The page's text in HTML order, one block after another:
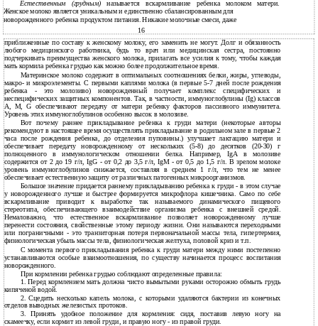
Естественным (грудным)называется вскармливание ребенка молоком матери.
Женское молоко является уникальным и единственно сбалансированным для
новорожденного ребенка продуктом питания. Никакие молочные смеси, даже
16
приближенные по составу к женскому молоку, его заменить не могут. Долг и обязанность
любого медицинского работника, будь то врач или медицинская сестра, постоянно
подчеркивать преимущества женского молока, прилагать все усилия к тому, чтобы каждая
мать кормила ребенка грудью как можно более продолжительное время.
Материнское молоко содержит в оптимальных соотношениях белки, жиры, углеводы,
макро- и микроэлементы. С первыми каплями молока (в первые 5-7 дней после рождения
ребенка - это молозиво) новорожденный получает комплекс специфических и
неспецифических защитных компонентов. Так, в частности, иммуноглобулины (Ig) классов
А, М, G обеспечивают передачу от матери ребенку факторов пассивного иммунитета.
Уровень этих иммуноглобулинов особенно высок в молозиве.
Вот почему раннее прикладывание ребенка к груди матери (некоторые авторы
рекомендуют в настоящее время осуществлять прикладывание в родильном зале в первые 2
часа после рождения ребенка, до отделения пуповины.) улучшает лактацию матери и
обеспечивает передачу новорожденному от нескольких (5-8) до десятков (20-30) г
полноценного в иммунологическом отношении белка. Например, IgA в молозиве
содержится от 2 до 19 г/л, IgG - от 0,2 до 3,5 г/л, IgM - от 0,5 до 1,5 г/л. В зрелом молоке
уровень иммуноглобулинов снижается, составляя в среднем 1 г/л, что тем не менее
обеспечивает естественную защиту от различных патогенных микроорганизмов.
Большое значение придается раннему прикладыванию ребенка к груди - в этом случае
у новорожденного лучше и быстрее формируется микрофлора кишечника. Само по себе
вскармливание приводит к выработке так называемого динамического пищевого
стереотипа, обеспечивающего взаимодействие организма ребенка с внешней средой.
Немаловажно, что естественное вскармливание позволяет новорожденному лучше
перенести состояния, свойственные этому периоду жизни. Они называются переходными
или пограничными - это транзиторная потеря первоначальной массы тела, гипертермия,
физиологическая убыль массы тела, физиологическая желтуха, половой криз и т.п.
С момента первого прикладывания ребенка к груди матери между ними постепенно
устанавливаются особые взаимоотношения, по существу начинается процесс воспитания
новорожденного.
При кормлении ребенка грудью соблюдают определенные правила:
1. Перед кормлением мать должна чисто вымытыми руками осторожно обмыть грудь
кипяченой водой.
2. Сцедить несколько капель молока, с которыми удаляются бактерии из конечных
отделов выводных железистых протоков.
3.
Принять удобное положение для кормления: сидя, поставив левую ногу на
скамеечку, если кормит из левой груди, и правую ногу - из правой груди.